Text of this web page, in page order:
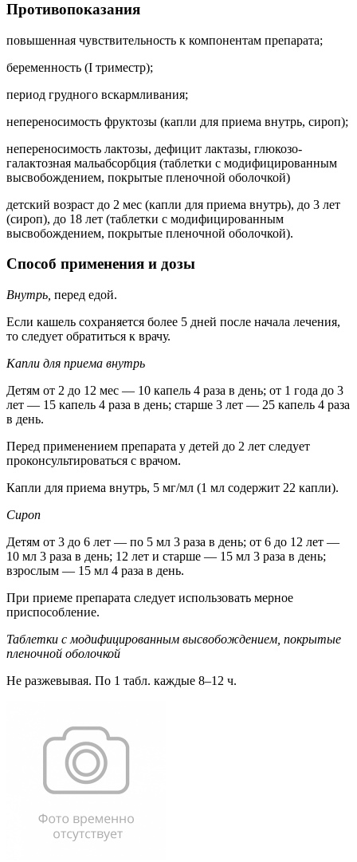
Противопоказания
повышенная чувствительность к компонентам препарата;
беременность (I триместр);
период грудного вскармливания;
непереносимость фруктозы (капли для приема внутрь, сироп);
непереносимость лактозы, дефицит лактазы, глюкозо-
галактозная мальабсорбция (таблетки с модифицированным
высвобождением, покрытые пленочной оболочкой)
детский возраст до 2 мес (капли для приема внутрь), до 3 лет
(сироп), до 18 лет (таблетки с модифицированным
высвобождением, покрытые пленочной оболочкой).
Способ применения и дозы
Внутрь, перед едой.
Если кашель сохраняется более 5 дней после начала лечения,
то следует обратиться к врачу.
Капли для приема внутрь
Детям от 2 до 12 мес — 10 капель 4 раза в день; от 1 года до 3
лет — 15 капель 4 раза в день; старше 3 лет — 25 капель 4 раза
в день.
Перед применением препарата у детей до 2 лет следует
проконсультироваться с врачом.
Капли для приема внутрь, 5 мг/мл (1 мл содержит 22 капли).
Сироп
Детям от 3 до 6 лет — по 5 мл 3 раза в день; от 6 до 12 лет —
10 мл 3 раза в день; 12 лет и старше — 15 мл 3 раза в день;
взрослым — 15 мл 4 раза в день.
При приеме препарата следует использовать мерное
приспособление.
Таблетки с модифицированным высвобождением, покрытые
пленочной оболочкой
Не разжевывая. По 1 табл. каждые 8–12 ч.